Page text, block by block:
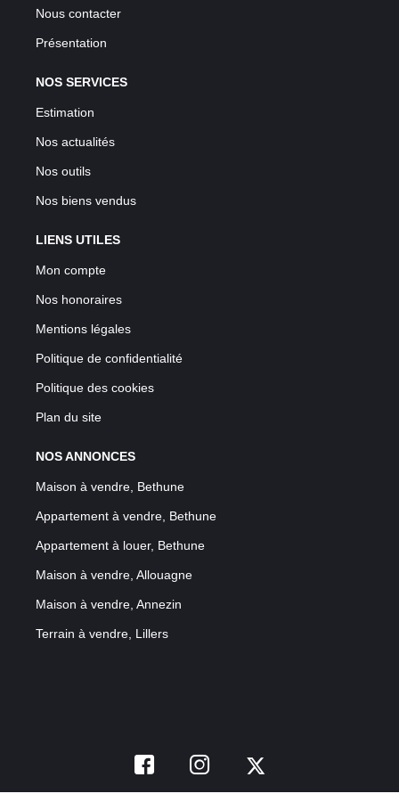
Nous contacter
Présentation
NOS SERVICES
Estimation
Nos actualités
Nos outils
Nos biens vendus
LIENS UTILES
Mon compte
Nos honoraires
Mentions légales
Politique de confidentialité
Politique des cookies
Plan du site
NOS ANNONCES
Maison à vendre, Bethune
Appartement à vendre, Bethune
Appartement à louer, Bethune
Maison à vendre, Allouagne
Maison à vendre, Annezin
Terrain à vendre, Lillers